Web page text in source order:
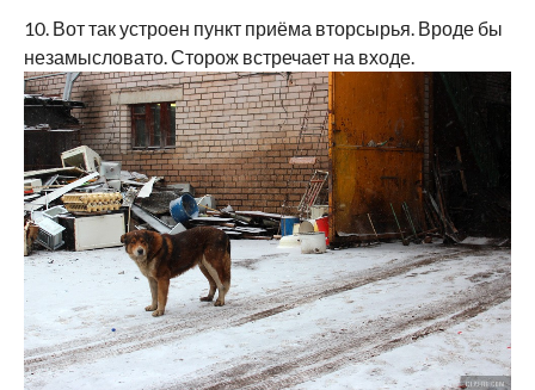
10. Вот так устроен пункт приёма вторсырья. Вроде бы
незамысловато. Сторож встречает на входе.